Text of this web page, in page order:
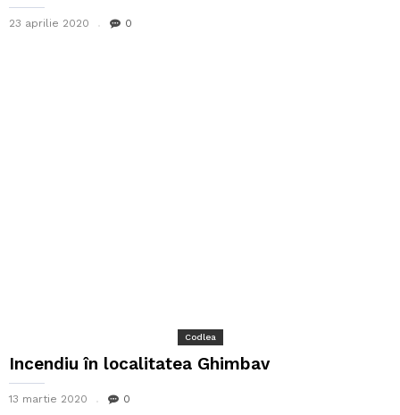
23 aprilie 2020 0
Codlea
Incendiu în localitatea Ghimbav
13 martie 2020 0